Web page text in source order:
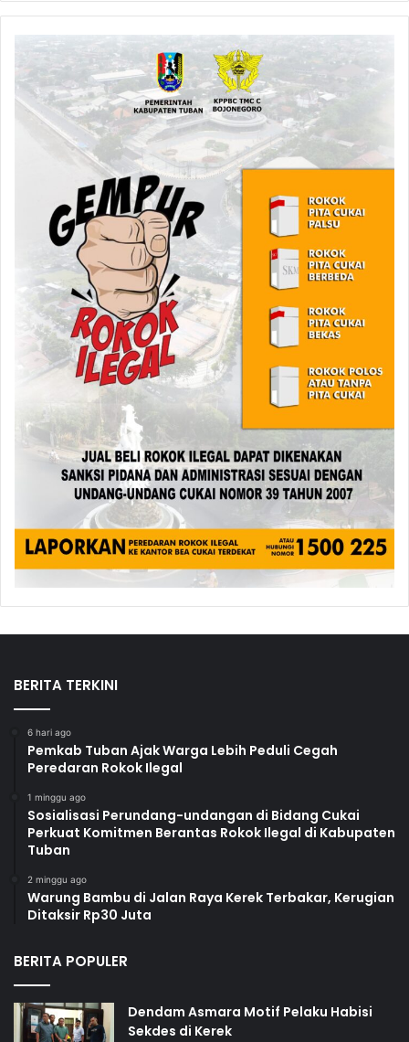
BERITA TERKINI
6 hari ago
Pemkab Tuban Ajak Warga Lebih Peduli Cegah
Peredaran Rokok Ilegal
1 minggu ago
Sosialisasi Perundang-undangan di Bidang Cukai
Perkuat Komitmen Berantas Rokok Ilegal di Kabupaten
Tuban
2 minggu ago
Warung Bambu di Jalan Raya Kerek Terbakar, Kerugian
Ditaksir Rp30 Juta
BERITA POPULER
Dendam Asmara Motif Pelaku Habisi
Sekdes di Kerek